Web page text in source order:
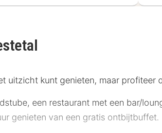
uitzicht kunt genieten, maar profiteer
een restaurant met een bar/
genieten van een gratis ontbijtbuffet.